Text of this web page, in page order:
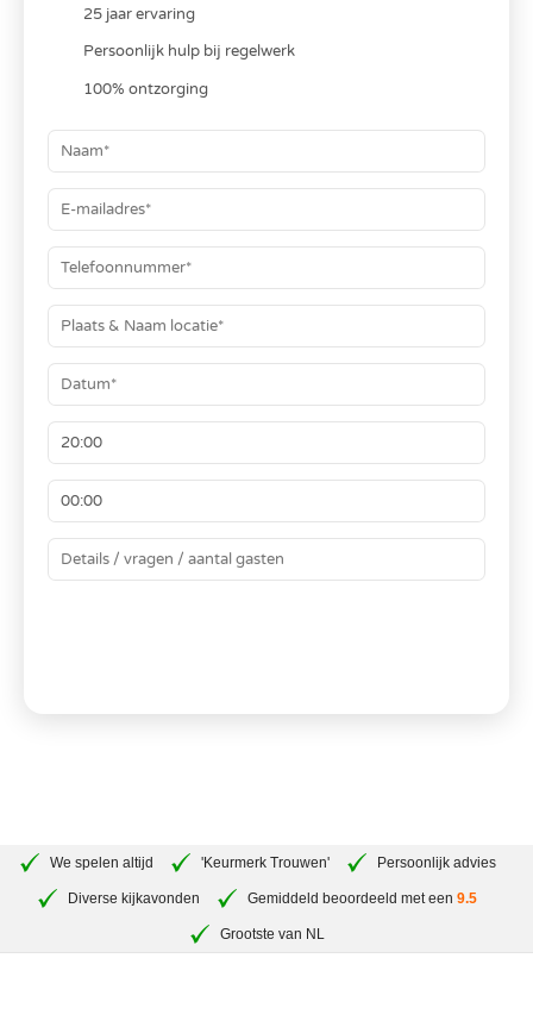
25 jaar ervaring
Persoonlijk hulp bij regelwerk
100% ontzorging
We spelen altijd 'Keurmerk Trouwen' Persoonlijk advies
Diverse kijkavonden Gemiddeld beoordeeld met een 9.5
Grootste van NL